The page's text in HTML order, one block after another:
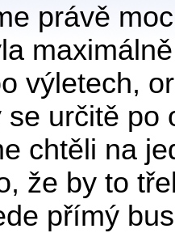
právě
výletech,
se určitě po
chtěli na
že by to
přímý